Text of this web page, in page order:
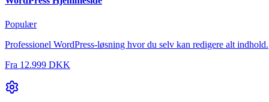
Populær
Professionel WordPress-løsning hvor du selv kan redigere alt indhold.
Fra 12.999 DKK